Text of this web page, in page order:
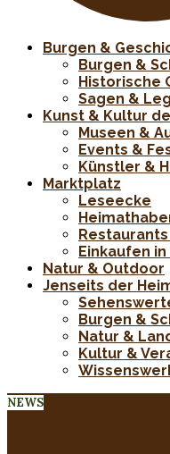
Burgen &
Burgen &
Historische
Sagen &
Kunst & Kultur
Museen &
Events &
Künstler &
Marktplatz
Leseecke
Einkaufen
Natur & Outdoor
Jenseits der
Burgen &
Natur &
Kultur &
NEWS